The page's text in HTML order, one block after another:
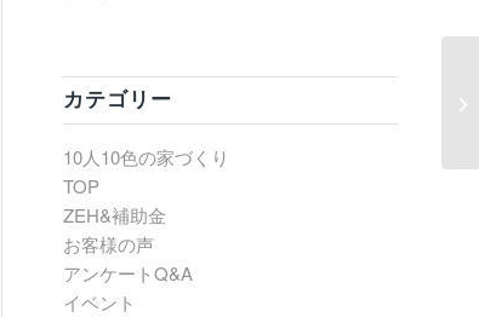
カテゴリー
10人10色の家づくり
TOP
ZEH&補助金
お客様の声
アンケートQ&A
イベント